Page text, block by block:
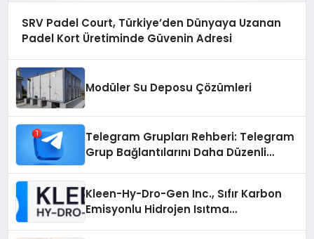
SRV Padel Court, Türkiye’den Dünyaya Uzanan
Padel Kort Üretiminde Güvenin Adresi
Modüler Su Deposu Çözümleri
Telegram Grupları Rehberi: Telegram
Grup Bağlantılarını Daha Düzenli
Kleen-Hy-Dro-Gen Inc., Sıfır Karbon
Emisyonlu Hidrojen Isıtma